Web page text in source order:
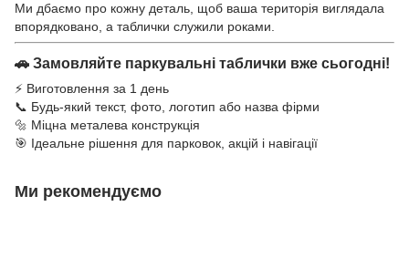
Ми дбаємо про кожну деталь, щоб ваша територія виглядала
впорядковано, а таблички служили роками.
🚗 Замовляйте паркувальні таблички вже сьогодні!
⚡ Виготовлення за 1 день
📞 Будь-який текст, фото, логотип або назва фірми
🔩 Міцна металева конструкція
🎯 Ідеальне рішення для парковок, акцій і навігації
Ми рекомендуємо